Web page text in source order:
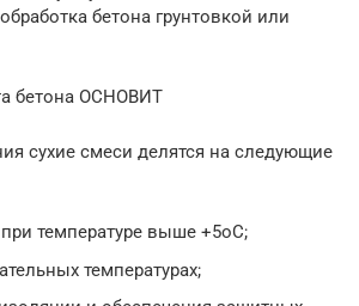
бетона грунтовкой или
бетона ОСНОВИТ
сухие смеси делятся на следующие
температуре выше +5оС;
температурах;